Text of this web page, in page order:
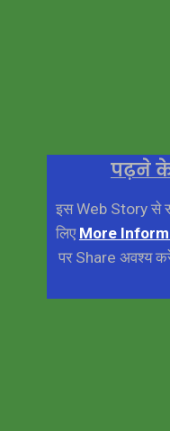
पढ़ने के
इस Web Story से
लिए More
पर Share अवश्य